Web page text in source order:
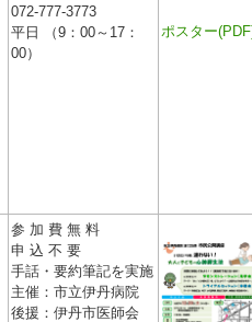
072-777-3773
平日 （9：00～17：
00）
ポスター
参 加 費 無 料
申 込 不 要
手話・要約筆記を実施
主催：市立伊丹病院
後援：伊丹市医師会